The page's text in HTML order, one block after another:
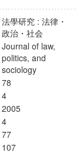
法學研究 : 法律・
政治・社会
Journal of law,
politics, and
sociology
78
4
2005
4
77
107